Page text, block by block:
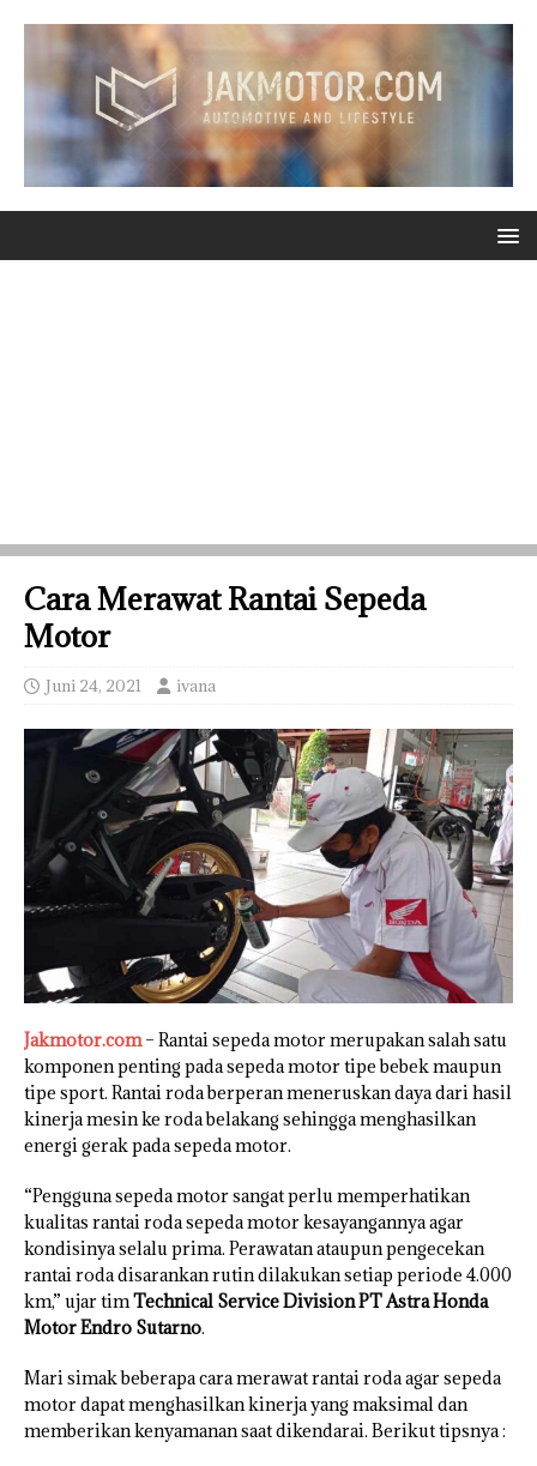
Cara Merawat Rantai Sepeda
Motor
Juni 24, 2021 ivana
Jakmotor.com– Rantai sepeda motor merupakan salah satu
komponen penting pada sepeda motor tipe bebek maupun
tipe sport. Rantai roda berperan meneruskan daya dari hasil
kinerja mesin ke roda belakang sehingga menghasilkan
energi gerak pada sepeda motor.
“Pengguna sepeda motor sangat perlu memperhatikan
kualitas rantai roda sepeda motor kesayangannya agar
kondisinya selalu prima. Perawatan ataupun pengecekan
rantai roda disarankan rutin dilakukan setiap periode 4.000
km,” ujar timTechnical Service Division PT Astra Honda
Motor Endro Sutarno.
Mari simak beberapa cara merawat rantai roda agar sepeda
motor dapat menghasilkan kinerja yang maksimal dan
memberikan kenyamanan saat dikendarai. Berikut tipsnya :